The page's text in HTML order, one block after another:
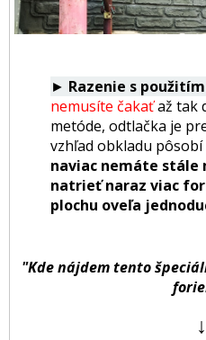
► Razenie s
nemusíte čakaťaž tak
metóde, odtlačka je
vzhľad obkladu
naviac nemáte stále
natrieť naraz viac
plochu oveľa
"Kde nájdem tento
↓